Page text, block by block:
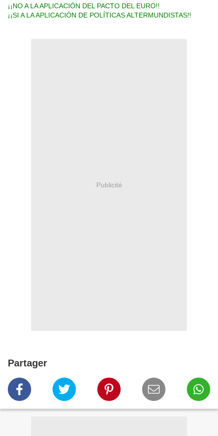
¡¡NO A LA APLICACIÓN DEL PACTO DEL EURO!!
¡¡SI A LA APLICACIÓN DE POLÍTICAS ALTERMUNDISTAS!!
Publicité
Partager